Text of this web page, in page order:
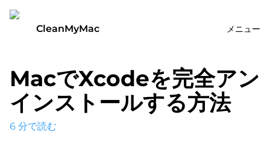
CleanMyMac メニュー
MacでXcodeを完全アン
インストールする方法
6 分で読む